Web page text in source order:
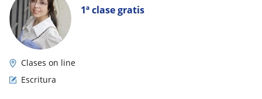
1ª clase gratis
Clases on line
Escritura